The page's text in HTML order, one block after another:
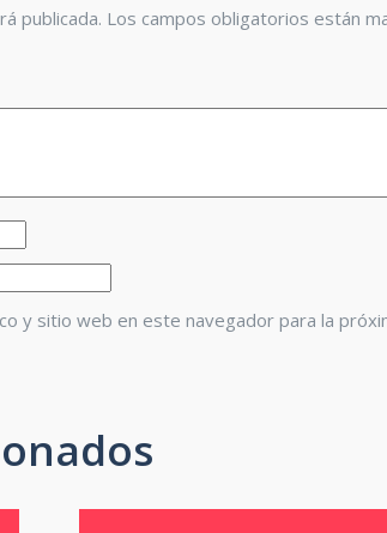
publicada. Los campos obligatorios están
y sitio web en este navegador para la